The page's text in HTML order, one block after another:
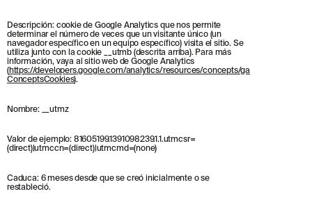
Descripción: cookie de Google Analytics que nos permite
determinar el número de veces que un visitante único (un
navegador específico en un equipo específico) visita el sitio. Se
utiliza junto con la cookie __utmb (descrita arriba). Para más
información, vaya al sitio web de Google Analytics
(https://developers.google.com/analytics/resources/concepts/ga
ConceptsCookies).
Nombre: __utmz
Valor de ejemplo: 81605199.1391098239.1.1.utmcsr=
(direct)|utmccn=(direct)|utmcmd=(none)
Caduca: 6 meses desde que se creó inicialmente o se
restableció.
NEWSLETTER
ENTÉRATE DE NUESTRAS NOVEDADES
HE LEÍDO Y ACEPTO LA